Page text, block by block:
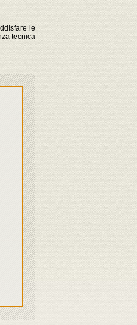
le
tecnica